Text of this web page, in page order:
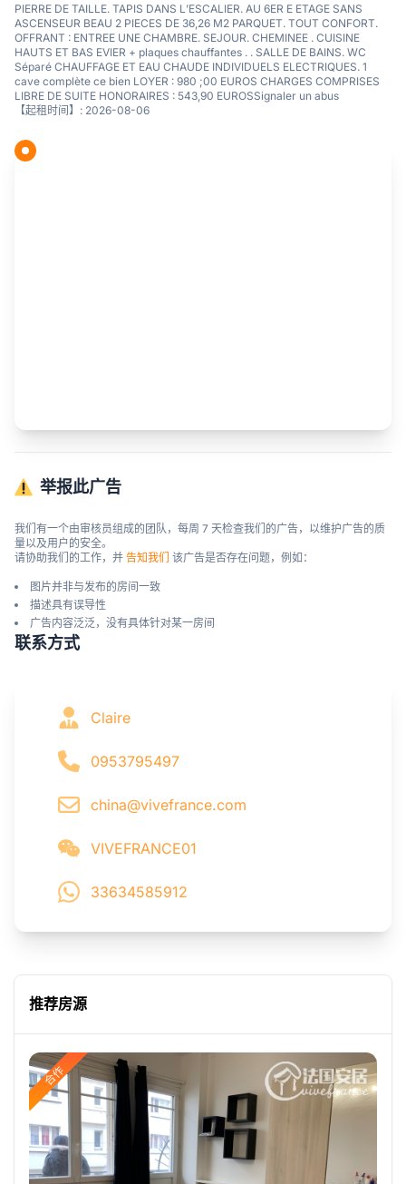
PIERRE DE TAILLE. TAPIS DANS L’ESCALIER. AU 6ER E ETAGE SANS
ASCENSEUR BEAU 2 PIECES DE 36,26 M2 PARQUET. TOUT CONFORT.
OFFRANT : ENTREE UNE CHAMBRE. SEJOUR. CHEMINEE . CUISINE
HAUTS ET BAS EVIER + plaques chauffantes . . SALLE DE BAINS. WC
Séparé CHAUFFAGE ET EAU CHAUDE INDIVIDUELS ELECTRIQUES. 1
cave complète ce bien LOYER : 980 ;00 EUROS CHARGES COMPRISES
LIBRE DE SUITE HONORAIRES : 543,90 EUROSSignaler un abus
【起租时间】: 2026-08-06
举报此广告
我们有一个由审核员组成的团队，每周 7 天检查我们的广告，以维护广告的质
量以及用户的安全。
请协助我们的工作，并 告知我们 该广告是否存在问题，例如：
图片并非与发布的房间一致
描述具有误导性
广告内容泛泛，没有具体针对某一房间
联系方式
Claire
0953795497
china@vivefrance.com
VIVEFRANCE01
33634585912
推荐房源
合作